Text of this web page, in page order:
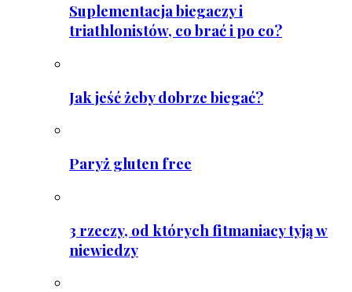
Suplementacja biegaczy i
triathlonistów, co brać i po co?
Jak jeść żeby dobrze biegać?
Paryż gluten free
3 rzeczy, od których fitmaniacy tyją w
niewiedzy